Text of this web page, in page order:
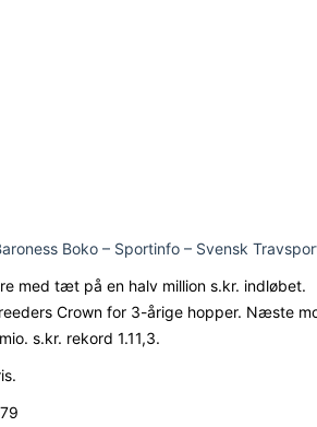
Boko – Sportinfo – Svensk
med tæt på en halv million s.kr. indløbet.
Crown for 3-årige hopper. Næste
s.kr. rekord 1.11,3.